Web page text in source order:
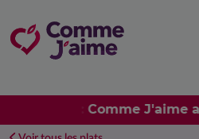
Nouveau : Comme J'aime